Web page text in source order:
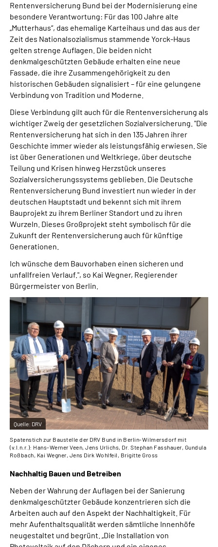
Rentenversicherung Bund bei der Modernisierung eine
besondere Verantwortung: Für das 100 Jahre alte
„Mutterhaus“, das ehemalige Karteihaus und das aus der
Zeit des Nationalsozialismus stammende Yorck-Haus
gelten strenge Auflagen. Die beiden nicht
denkmalgeschützten Gebäude erhalten eine neue
Fassade, die ihre Zusammengehörigkeit zu den
historischen Gebäuden signalisiert – für eine gelungene
Verbindung von Tradition und Moderne.
Diese Verbindung gilt auch für die Rentenversicherung als
wichtiger Zweig der gesetzlichen Sozialversicherung. "Die
Rentenversicherung hat sich in den 135 Jahren ihrer
Geschichte immer wieder als leistungsfähig erwiesen. Sie
ist über Generationen und Weltkriege, über deutsche
Teilung und Krisen hinweg Herzstück unseres
Sozialversicherungssystems geblieben. Die Deutsche
Rentenversicherung Bund investiert nun wieder in der
deutschen Hauptstadt und bekennt sich mit ihrem
Bauprojekt zu ihrem Berliner Standort und zu ihren
Wurzeln. Dieses Großprojekt steht symbolisch für die
Zukunft der Rentenversicherung auch für künftige
Generationen.
Ich wünsche dem Bauvorhaben einen sicheren und
unfallfreien Verlauf.", so Kai Wegner, Regierender
Bürgermeister von Berlin.
Quelle: DRV
Spatenstich zur Baustelle der DRV Bund in Berlin-Wilmersdorf mit
(v.l.n.r.): Hans-Werner Veen, Jens Urlichs, Dr. Stephan Fasshauer, Gundula
Roßbach, Kai Wegner, Jens Dirk Wohlfeil, Brigitte Gross
Nachhaltig Bauen und Betreiben
Neben der Wahrung der Auflagen bei der Sanierung
denkmalgeschützter Gebäude konzentrieren sich die
Arbeiten auch auf den Aspekt der Nachhaltigkeit. Für
mehr Aufenthaltsqualität werden sämtliche Innenhöfe
neugestaltet und begrünt. „Die Installation von